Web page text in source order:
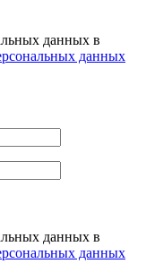
данных в
данных
данных в
данных